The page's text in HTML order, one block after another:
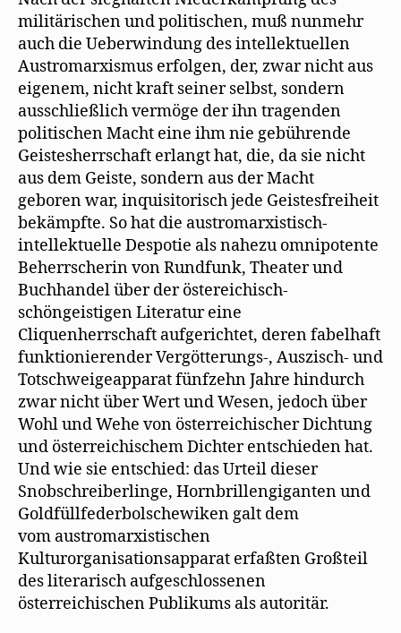
militärischen und politischen, muß nunmehr
auch die Ueberwindung des intellektuellen
Austromarxismus erfolgen, der, zwar nicht aus
eigenem, nicht kraft seiner selbst, sondern
ausschließlich vermöge der ihn tragenden
politischen Macht eine ihm nie gebührende
Geistesherrschaft erlangt hat, die, da sie nicht
aus dem Geiste, sondern aus der Macht
geboren war, inquisitorisch jede Geistesfreiheit
bekämpfte. So hat die austromarxistisch-
intellektuelle Despotie als nahezu omnipotente
Beherrscherin von Rundfunk, Theater und
Buchhandel über der östereichisch-
schöngeistigen Literatur eine
Cliquenherrschaft aufgerichtet, deren fabelhaft
funktionierender Vergötterungs-, Auszisch- und
Totschweigeapparat fünfzehn Jahre hindurch
zwar nicht über Wert und Wesen, jedoch über
Wohl und Wehe von österreichischer Dichtung
und österreichischem Dichter entschieden hat.
Und wie sie entschied: das Urteil dieser
Snobschreiberlinge, Hornbrillengiganten und
Goldfüllfederbolschewiken galt dem
vom austromarxistischen
Kulturorganisationsapparat erfaßten Großteil
des literarisch aufgeschlossenen
österreichischen Publikums als autoritär.